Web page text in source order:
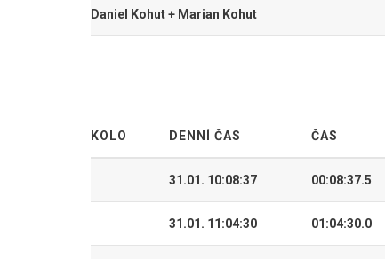
Daniel Kohut + Marian Kohut
KOLO DENNÍ ČAS ČAS
31.01. 10:08:37 00:08:37.5
31.01. 11:04:30 01:04:30.0